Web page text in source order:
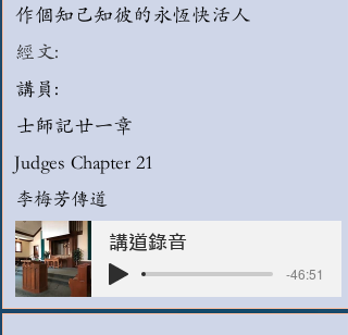
作個知己知彼的永恆快活人
經文:
講員:
士師記廿一章
Judges Chapter 21
李梅芳傳道
講道錄音
-46:51